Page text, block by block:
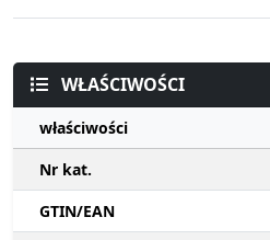
WŁAŚCIWOŚCI
właściwości
Nr kat.
GTIN/EAN